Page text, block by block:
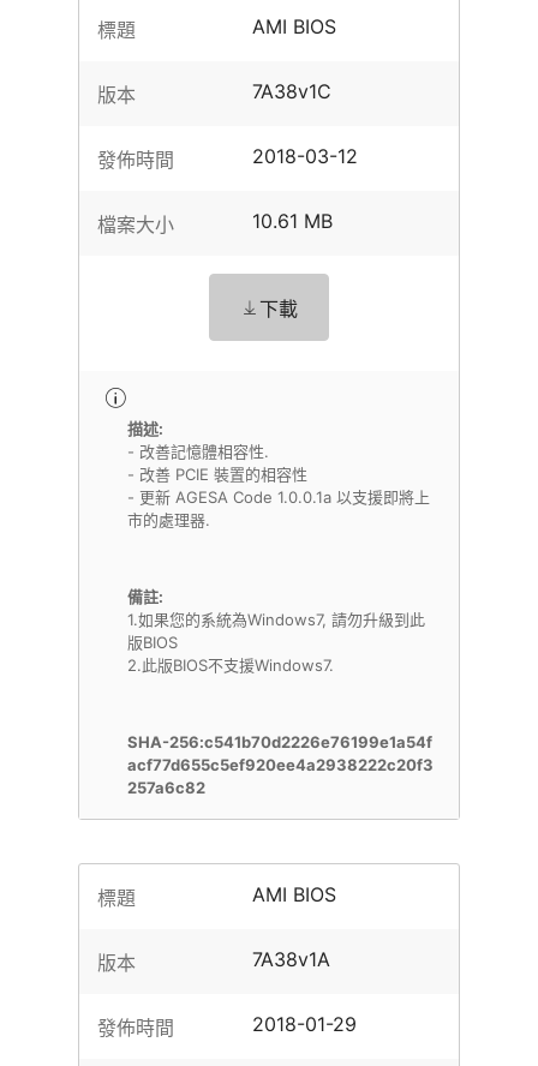
標題 AMI BIOS
版本 7A38v1C
發佈時間 2018-03-12
檔案大小 10.61 MB
下載
描述:
- 改善記憶體相容性.
- 改善 PCIE 裝置的相容性
- 更新 AGESA Code 1.0.0.1a 以支援即將上
市的處理器.
備註:
1.如果您的系統為Windows7, 請勿升級到此
版BIOS
SHA-256:c541b70d2226e76199e1a54f
acf77d655c5ef920ee4a2938222c20f3
257a6c82
標題 AMI BIOS
版本 7A38v1A
發佈時間 2018-01-29